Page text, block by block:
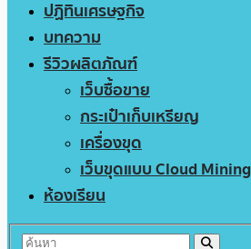
ปฏิทินเศรษฐกิจ
บทความ
รีวิวผลิตภัณฑ์
เว็บซื้อขาย
กระเป๋าเก็บเหรียญ
เครื่องขุด
เว็บขุดแบบ Cloud Mining
ห้องเรียน